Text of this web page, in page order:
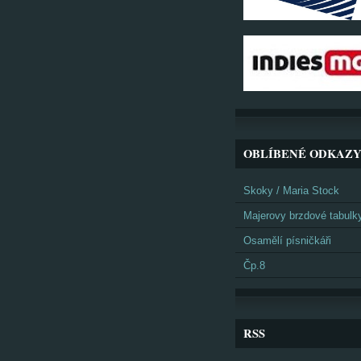
OBLÍBENÉ ODKAZY
Skoky / Maria Stock
Majerovy brzdové
Osamělí písničkáři
Čp.8
RSS